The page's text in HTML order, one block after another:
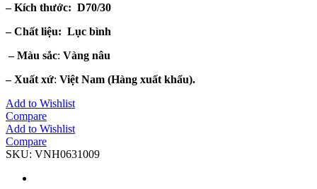
– Kích thước: D70/30
– Chất liệu: Lục bình
– Màu sắc: Vàng nâu
– Xuất xứ: Việt Nam (Hàng xuất khẩu).
Add to Wishlist
Compare
Add to Wishlist
Compare
SKU: VNH0631009